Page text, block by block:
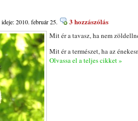
ideje: 2010. február 25. 3 hozzászólás
Mit ér a tavasz, ha nem
Mit ér a természet, ha az
Olvassa el a teljes cikket »